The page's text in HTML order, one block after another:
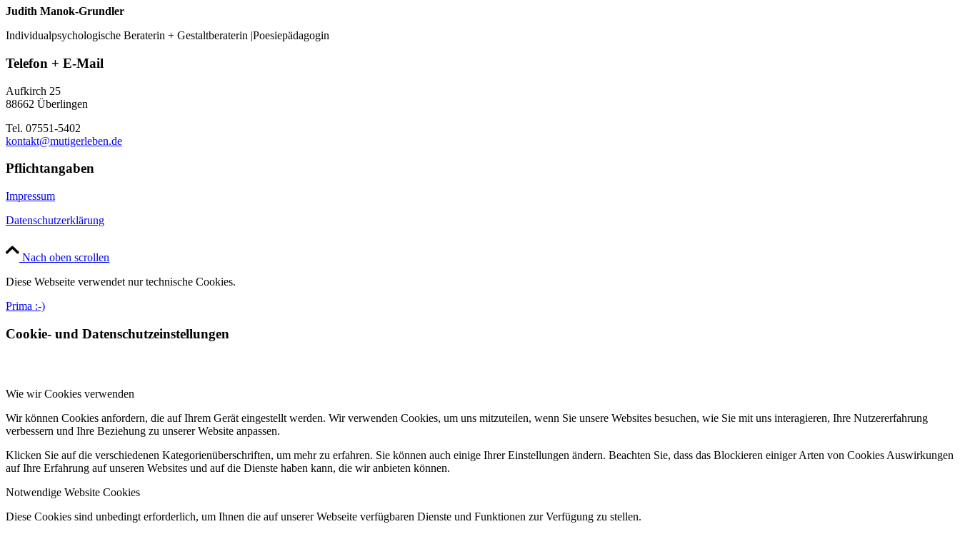
Judith Manok-Grundler
Individualpsychologische Beraterin + Gestaltberaterin |Poesiepädagogin
Telefon + E-Mail
Aufkirch 25
88662 Überlingen
Tel. 07551-5402
kontakt@mutigerleben.de
Pflichtangaben
Impressum
Datenschutzerklärung
Nach oben scrollen
Diese Webseite verwendet nur technische Cookies.
Prima :-)
Cookie- und Datenschutzeinstellungen
Wie wir Cookies verwenden
Wir können Cookies anfordern, die auf Ihrem Gerät eingestellt werden. Wir verwenden Cookies, um uns mitzuteilen, wenn Sie unsere Websites besuchen, wie Sie mit uns interagieren, Ihre Nutzererfahrung
verbessern und Ihre Beziehung zu unserer Website anpassen.
Klicken Sie auf die verschiedenen Kategorienüberschriften, um mehr zu erfahren. Sie können auch einige Ihrer Einstellungen ändern. Beachten Sie, dass das Blockieren einiger Arten von Cookies Auswirkungen
auf Ihre Erfahrung auf unseren Websites und auf die Dienste haben kann, die wir anbieten können.
Notwendige Website Cookies
Diese Cookies sind unbedingt erforderlich, um Ihnen die auf unserer Webseite verfügbaren Dienste und Funktionen zur Verfügung zu stellen.